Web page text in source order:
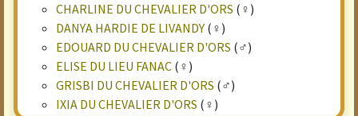
CHARLINE DU CHEVALIER D'ORS (♀)
DANYA HARDIE DE LIVANDY (♀)
EDOUARD DU CHEVALIER D'ORS (♂)
ELISE DU LIEU FANAC (♀)
GRISBI DU CHEVALIER D'ORS (♂)
IXIA DU CHEVALIER D'ORS (♀)